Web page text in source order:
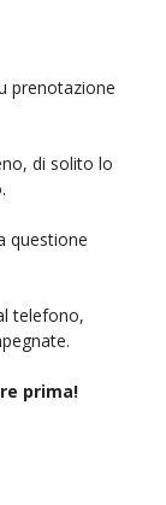
prenotazione
di solito lo
questione
telefono,
prima!